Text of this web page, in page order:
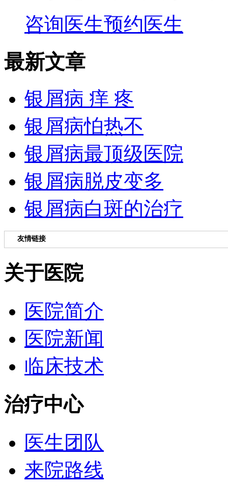
咨询医生预约医生
最新文章
银屑病 痒 疼
银屑病怕热不
银屑病最顶级医院
银屑病脱皮变多
银屑病白斑的治疗
友情链接
关于医院
医院简介
医院新闻
临床技术
治疗中心
医生团队
来院路线